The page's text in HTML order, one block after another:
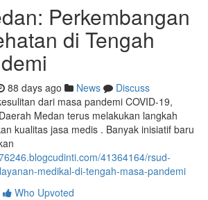
Perkembangan
di Tengah
88 days ago News
Discuss
dari masa pandemi COVID-19,
Medan terus melakukan langkah
kualitas jasa medis . Banyak inisiatif baru
41364164/rsud-
medikal-di-tengah-masa-pandemi
Who Upvoted